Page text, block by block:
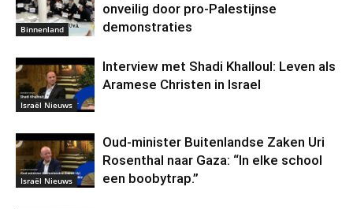
Binnenland
onveilig door pro-Palestijnse
demonstraties
Israël Nieuws
Interview met Shadi Khalloul: Leven als
Aramese Christen in Israel
Israël Nieuws
Oud-minister Buitenlandse Zaken Uri
Rosenthal naar Gaza: “In elke school
een boobytrap.”